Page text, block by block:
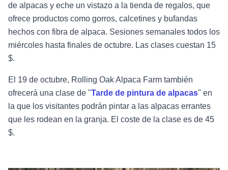
de alpacas y eche un vistazo a la tienda de regalos, que
ofrece productos como gorros, calcetines y bufandas
hechos con fibra de alpaca. Sesiones semanales todos los
miércoles hasta finales de octubre. Las clases cuestan 15
$.
El 19 de octubre, Rolling Oak Alpaca Farm también
ofrecerá una clase de "Tarde de pintura de alpacas" en
la que los visitantes podrán pintar a las alpacas errantes
que les rodean en la granja. El coste de la clase es de 45
$.